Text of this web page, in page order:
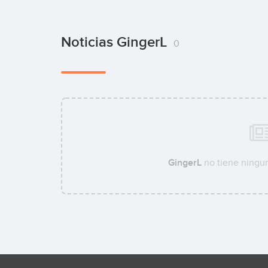
Noticias GingerL 0
GingerL no tiene